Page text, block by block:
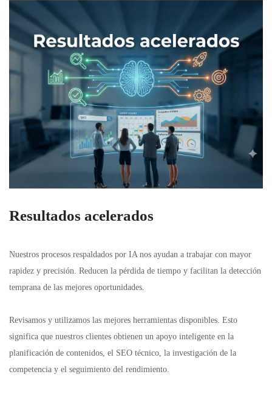
Resultados acelerados
Nuestros procesos respaldados por IA nos ayudan a trabajar con mayor
rapidez y precisión. Reducen la pérdida de tiempo y facilitan la detección
temprana de las mejores oportunidades.
Revisamos y utilizamos las mejores herramientas disponibles. Esto
significa que nuestros clientes obtienen un apoyo inteligente en la
planificación de contenidos, el SEO técnico, la investigación de la
competencia y el seguimiento del rendimiento.